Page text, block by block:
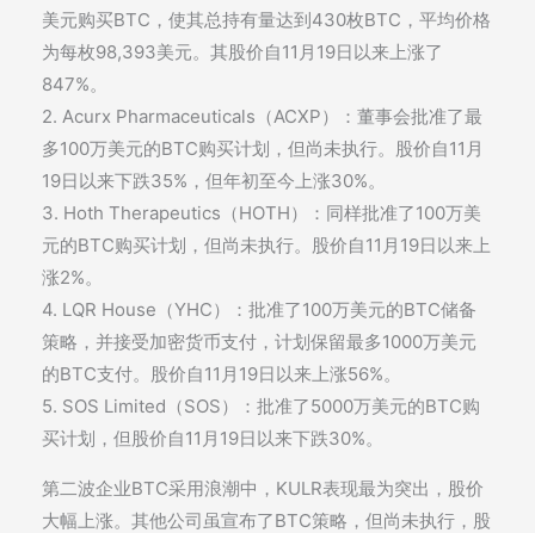
美元购买BTC，使其总持有量达到430枚BTC，平均价格
为每枚98,393美元。其股价自11月19日以来上涨了
847%。
2. Acurx Pharmaceuticals（ACXP）：董事会批准了最
多100万美元的BTC购买计划，但尚未执行。股价自11月
19日以来下跌35%，但年初至今上涨30%。
3. Hoth Therapeutics（HOTH）：同样批准了100万美
元的BTC购买计划，但尚未执行。股价自11月19日以来上
涨2%。
4. LQR House（YHC）：批准了100万美元的BTC储备
策略，并接受加密货币支付，计划保留最多1000万美元
的BTC支付。股价自11月19日以来上涨56%。
5. SOS Limited（SOS）：批准了5000万美元的BTC购
买计划，但股价自11月19日以来下跌30%。
第二波企业BTC采用浪潮中，KULR表现最为突出，股价
大幅上涨。其他公司虽宣布了BTC策略，但尚未执行，股